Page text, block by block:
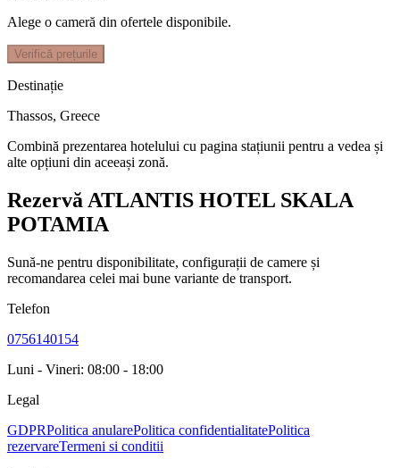
Alege o cameră din ofertele disponibile.
Verifică prețurile
Destinație
Thassos, Greece
Combină prezentarea hotelului cu pagina stațiunii pentru a vedea și
alte opțiuni din aceeași zonă.
Rezervă ATLANTIS HOTEL SKALA
POTAMIA
Sună-ne pentru disponibilitate, configurații de camere și
recomandarea celei mai bune variante de transport.
Telefon
0756140154
Luni - Vineri: 08:00 - 18:00
Legal
GDPRPolitica anularePolitica confidentialitatePolitica
rezervareTermeni si conditii